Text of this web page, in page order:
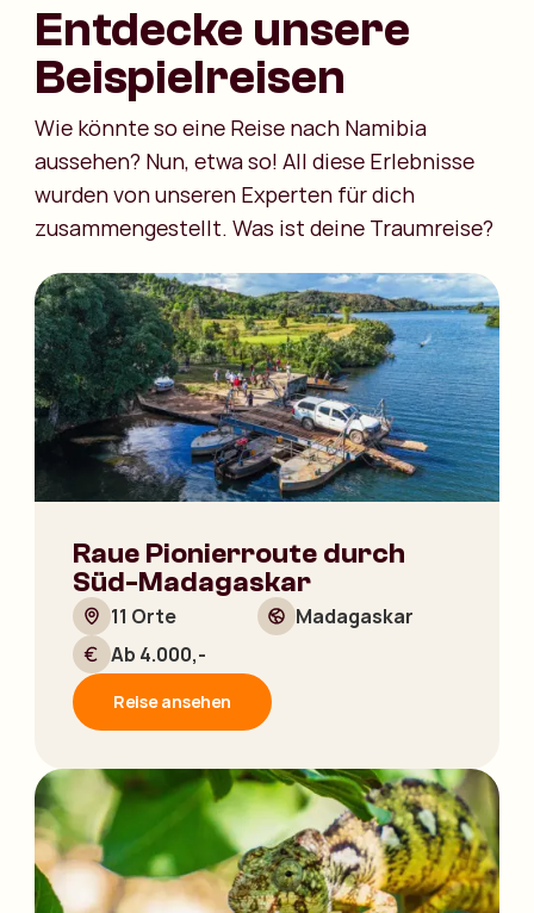
Entdecke unsere
Beispielreisen
Wie könnte so eine Reise nach Namibia
aussehen? Nun, etwa so! All diese Erlebnisse
wurden von unseren Experten für dich
zusammengestellt. Was ist deine Traumreise?
Raue Pionierroute durch
Süd-Madagaskar
11 Orte
Madagaskar
Ab 4.000,-
Reise ansehen